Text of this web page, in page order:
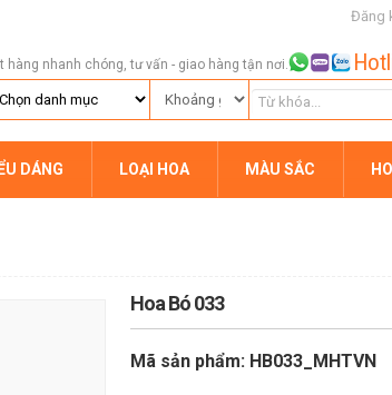
Đăng
hàng nhanh chóng, tư vấn - giao hàng tận nơi.
DÁNG LOẠI HOA MÀU SẮC
Hoa Bó 033
Mã sản phẩm: HB033_MHTVN